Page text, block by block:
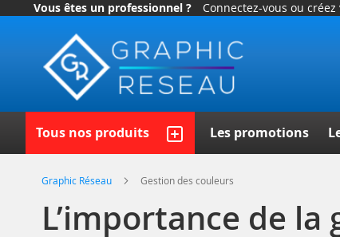
Vous êtes un professionnel ? Connectez-vous ou
Allez
contenu
Tous nos produits Les promotions
Graphic Réseau Gestion des couleurs
L’importance de